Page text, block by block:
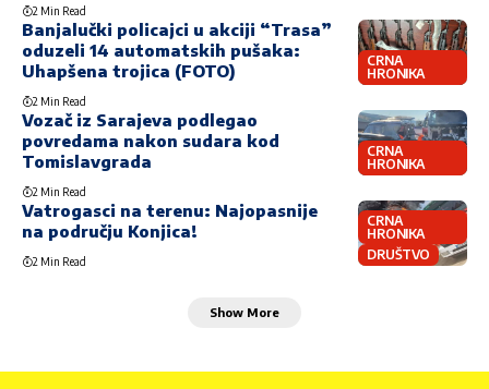
2 Min Read
CRNA
HRONIKA
Banjalučki policajci u akciji “Trasa”
oduzeli 14 automatskih pušaka:
Uhapšena trojica (FOTO)
2 Min Read
CRNA
HRONIKA
Vozač iz Sarajeva podlegao
povredama nakon sudara kod
Tomislavgrada
2 Min Read
CRNA
HRONIKA
DRUŠTVO
Vatrogasci na terenu: Najopasnije
na području Konjica!
2 Min Read
Show More